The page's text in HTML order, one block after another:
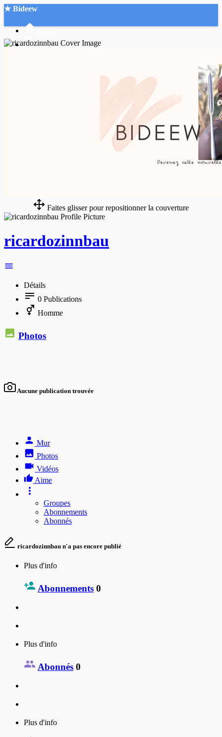
★ Bideew
Faites glisser pour repositionner la couverture
ricardozinnbau
Détails
0 Publications
Homme
Photos
Aucune publication trouvée
Mur
Photos
Vidéos
Aime
Groupes
Abonnements
Abonnés
ricardozinnbau n'a pas encore publié
Plus d'info
Abonnements 0
Plus d'info
Abonnés 0
Plus d'info